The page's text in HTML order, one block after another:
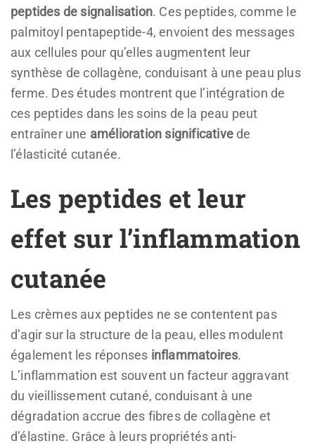
peptides de signalisation. Ces peptides, comme le
palmitoyl pentapeptide-4, envoient des messages
aux cellules pour qu’elles augmentent leur
synthèse de collagène, conduisant à une peau plus
ferme. Des études montrent que l’intégration de
ces peptides dans les soins de la peau peut
entraîner une amélioration significative de
l’élasticité cutanée.
Les peptides et leur
effet sur l’inflammation
cutanée
Les crèmes aux peptides ne se contentent pas
d’agir sur la structure de la peau, elles modulent
également les réponses inflammatoires.
L’inflammation est souvent un facteur aggravant
du vieillissement cutané, conduisant à une
dégradation accrue des fibres de collagène et
d’élastine. Grâce à leurs propriétés anti-